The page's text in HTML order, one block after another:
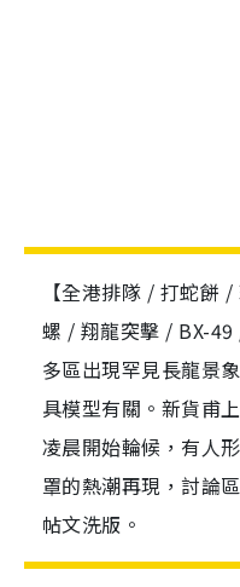
【全港排隊 / 打蛇餅
螺 / 翔龍突擊 / BX-
多區出現罕見長龍景
具模型有關。新貨甫
凌晨開始輪候，有人
罩的熱潮再現，討論
帖文洗版。